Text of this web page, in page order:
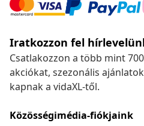
Iratkozzon fel
Csatlakozzon a több mint
akciókat, szezonális
kapnak a vidaXL-től.
Közösségimédia-fiókjaink